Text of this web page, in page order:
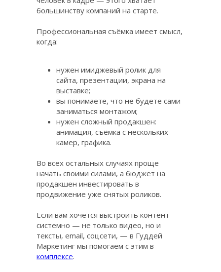
большинству компаний на старте.
Профессиональная съёмка имеет смысл,
когда:
нужен имиджевый ролик для
сайта, презентации, экрана на
выставке;
вы понимаете, что не будете сами
заниматься монтажом;
нужен сложный продакшен:
анимация, съёмка с нескольких
камер, графика.
Во всех остальных случаях проще
начать своими силами, а бюджет на
продакшен инвестировать в
продвижение уже снятых роликов.
Если вам хочется выстроить контент
системно — не только видео, но и
тексты, email, соцсети, — в Гуддей
Маркетинг мы помогаем с этим в
комплексе.